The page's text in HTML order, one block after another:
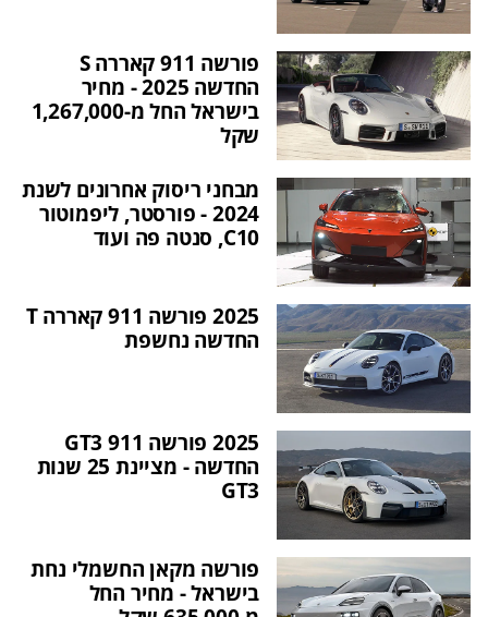
פורשה 911 קאררה S
החדשה 2025 - מחיר
בישראל החל מ-1,267,000
שקל
מבחני ריסוק אחרונים לשנת
2024 - פורסטר, ליפמוטור
C10, סנטה פה ועוד
2025 פורשה 911 קאררה T
החדשה נחשפת
2025 פורשה 911 GT3
החדשה - מציינת 25 שנות
GT3
פורשה מקאן החשמלי נחת
בישראל - מחיר החל